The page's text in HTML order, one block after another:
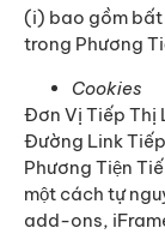
(i) bao gồm bất
trong Phương
Cookies
Đơn Vị Tiếp Thị
Đường Link
Phương Tiện
một cách tự
add-ons,